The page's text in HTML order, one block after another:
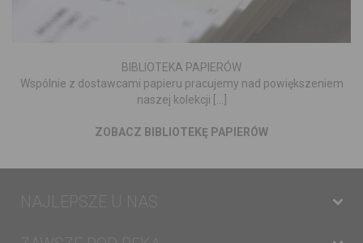
BIBLIOTEKA PAPIERÓW
Wspólnie z dostawcami papieru pracujemy nad powiększeniem
naszej kolekcji [...]
ZOBACZ BIBLIOTEKĘ PAPIERÓW